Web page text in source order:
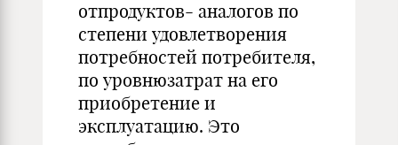
отпродуктов- аналогов по
степени удовлетворения
потребностей потребителя,
по уров­нюзатрат на его
приобретение и
эксплуатацию. Это